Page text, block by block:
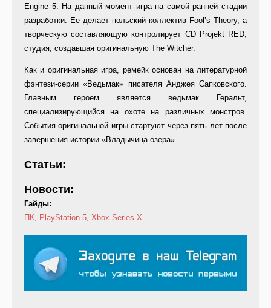
Engine 5. На данный момент игра на самой ранней стадии
разработки. Ее делает польский коллектив Fool’s Theory, а
творческую составляющую контролирует CD Projekt RED,
студия, создавшая оригинальную The Witcher.
Как и оригинальная игра, ремейк основан на литературной
фэнтези-серии «Ведьмак» писателя Анджея Сапковского.
Главным героем является ведьмак Геральт,
специализирующийся на охоте на различных монстров.
События оригинальной игры стартуют через пять лет после
завершения истории «Владычица озера».
Статьи:
Новости:
Гайды:
ПК, PlayStation 5, Xbox Series X